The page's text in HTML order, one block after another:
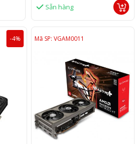
Sẵn hàng
-4% Mã SP: VGAM0011